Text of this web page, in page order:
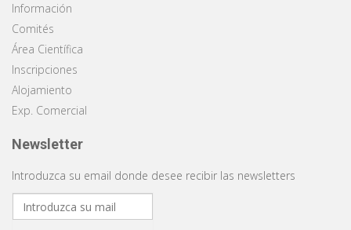
Información
Comités
Área Científica
Inscripciones
Alojamiento
Exp. Comercial
Newsletter
Introduzca su email donde desee recibir las newsletters